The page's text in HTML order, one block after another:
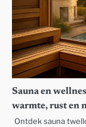
Sauna en
warmte, rust en
Ontdek sauna